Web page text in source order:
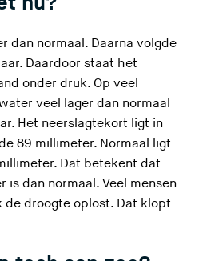
dan normaal. Daarna volgde
Daardoor staat het
onder druk. Op veel
veel lager dan normaal
Het neerslagtekort ligt in
89 millimeter. Normaal ligt
Dat betekent dat
is dan normaal. Veel mensen
de droogte oplost. Dat klopt